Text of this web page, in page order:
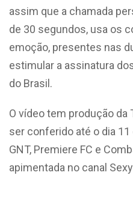
assim que a chamada
de 30 segundos, usa os
emoção, presentes nas
estimular a assinatura
do Brasil.
O vídeo tem produção
ser conferido até o dia
GNT, Premiere FC e
apimentada no canal